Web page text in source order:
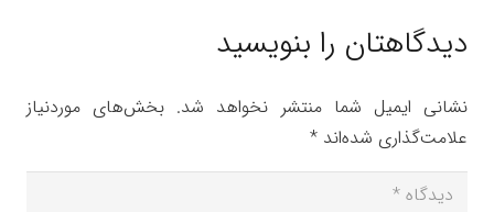
دیدگاهتان را بنویسید
نشانی ایمیل شما منتشر نخواهد شد. بخش‌های موردنیاز
علامت‌گذاری شده‌اند *